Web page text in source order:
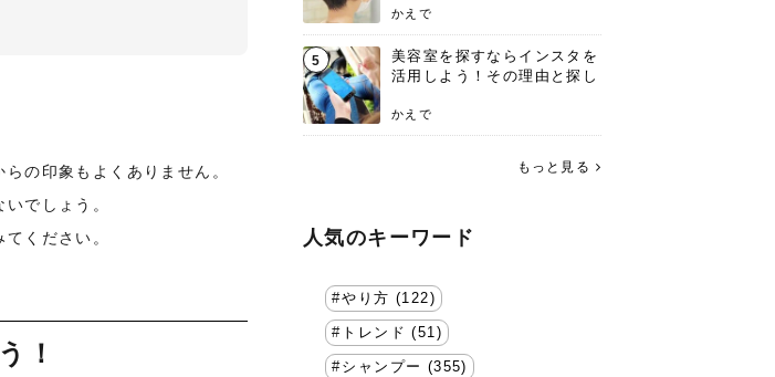
の印象もよくありません。
でしょう。
ください。
！
かえで
5
美容室を探すならインスタを
活用しよう！その理由と探し
かえで
もっと見る
人気のキーワード
やり方 (122)
トレンド (51)
シャンプー (355)